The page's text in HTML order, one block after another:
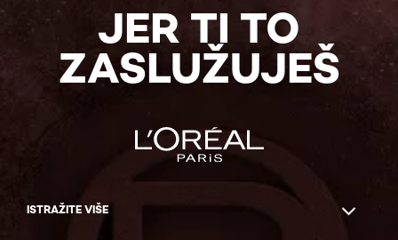
JER TI TO
ZASLUŽUJEŠ
ISTRAŽITE VIŠE